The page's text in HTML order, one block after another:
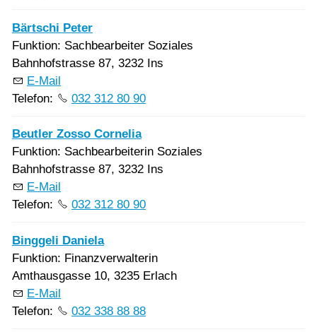
Bärtschi Peter
Funktion: Sachbearbeiter Soziales
Bahnhofstrasse 87, 3232 Ins
E-Mail
Telefon:
032 312 80 90
Beutler Zosso Cornelia
Funktion: Sachbearbeiterin Soziales
Bahnhofstrasse 87, 3232 Ins
E-Mail
Telefon:
032 312 80 90
Binggeli Daniela
Funktion: Finanzverwalterin
Amthausgasse 10, 3235 Erlach
E-Mail
Telefon:
032 338 88 88